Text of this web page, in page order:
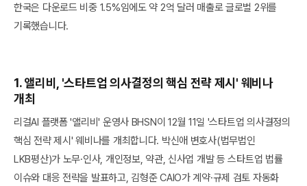
한국은 다운로드 비중 1.5%임에도 약 2억 달러 매출로 글로벌 2위를
기록했습니다.
1. 앨리비, '스타트업 의사결정의 핵심 전략 제시' 웨비나
개최
리걸AI 플랫폼 '앨리비' 운영사 BHSN이 12월 11일 '스타트업 의사결정의
핵심 전략 제시' 웨비나를 개최합니다. 박신애 변호사(법무법인
LKB평산)가 노무·인사, 개인정보, 약관, 신사업 개발 등 스타트업 법률
이슈와 대응 전략을 발표하고, 김형준 CAIO가 계약·규제 검토 자동화